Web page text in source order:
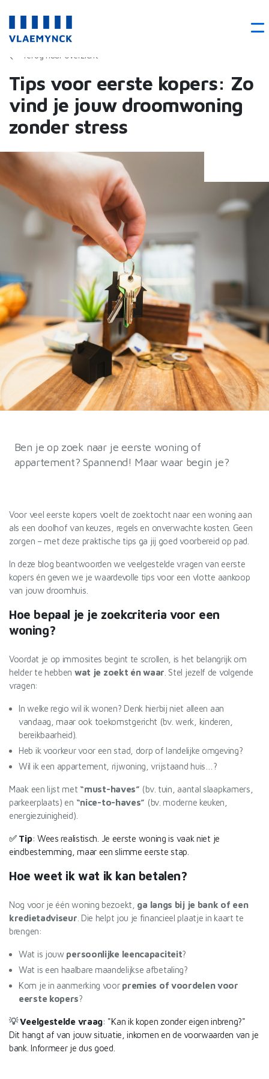
Terug naar overzicht
Tips voor eerste kopers: Zo
vind je jouw droomwoning
zonder stress
Ben je op zoek naar je eerste woning of
appartement? Spannend! Maar waar begin je?
Voor veel eerste kopers voelt de zoektocht naar een woning aan
als een doolhof van keuzes, regels en onverwachte kosten. Geen
zorgen – met deze praktische tips ga jij goed voorbereid op pad.
In deze blog beantwoorden we veelgestelde vragen van eerste
kopers én geven we je waardevolle tips voor een vlotte aankoop
van jouw droomhuis.
Hoe bepaal je je zoekcriteria voor een
woning?
Voordat je op immosites begint te scrollen, is het belangrijk om
helder te hebben wat je zoekt én waar . Stel jezelf de volgende
vragen:
In welke regio wil ik wonen? Denk hierbij niet alleen aan
vandaag, maar ook toekomstgericht (bv. werk, kinderen,
bereikbaarheid).
Heb ik voorkeur voor een stad, dorp of landelijke omgeving?
Wil ik een appartement, rijwoning, vrijstaand huis…?
Maak een lijst met “must-haves” (bv. tuin, aantal slaapkamers,
parkeerplaats) en “nice-to-haves” (bv. moderne keuken,
energiezuinigheid).
✅ Tip: Wees realistisch. Je eerste woning is vaak niet je
eindbestemming, maar een slimme eerste stap.
Hoe weet ik wat ik kan betalen?
Nog voor je één woning bezoekt, ga langs bij je bank of een
kredietadviseur . Die helpt jou je financieel plaatje in kaart te
brengen:
Wat is jouw persoonlijke leencapaciteit?
Wat is een haalbare maandelijkse afbetaling?
Kom je in aanmerking voor premies of voordelen voor
eerste kopers?
💡Veelgestelde vraag: "Kan ik kopen zonder eigen inbreng?"
Dit hangt af van jouw situatie, inkomen en de voorwaarden van je
bank. Informeer je dus goed.